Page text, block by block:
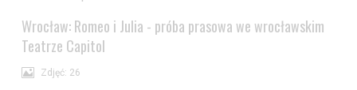
Wrocław: Romeo i Julia - próba prasowa we wrocławskim
Teatrze Capitol
Zdjęć: 26